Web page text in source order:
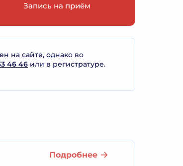
Запись на приём
на сайте, однако во
46 46 или в регистратуре.
Подробнее